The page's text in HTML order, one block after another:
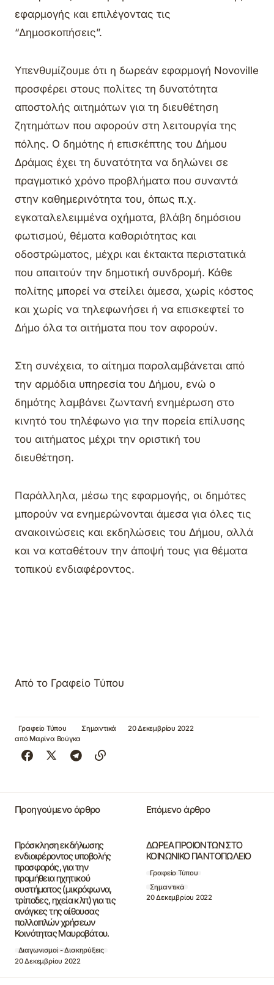
εφαρμογής και επιλέγοντας τις
“Δημοσκοπήσεις”.
Υπενθυμίζουμε ότι η δωρεάν εφαρμογή Novoville
προσφέρει στους πολίτες τη δυνατότητα
αποστολής αιτημάτων για τη διευθέτηση
ζητημάτων που αφορούν στη λειτουργία της
πόλης. Ο δημότης ή επισκέπτης του Δήμου
Δράμας έχει τη δυνατότητα να δηλώνει σε
πραγματικό χρόνο προβλήματα που συναντά
στην καθημερινότητα του, όπως π.χ.
εγκαταλελειμμένα οχήματα, βλάβη δημόσιου
φωτισμού, θέματα καθαριότητας και
οδοστρώματος, μέχρι και έκτακτα περιστατικά
που απαιτούν την δημοτική συνδρομή. Κάθε
πολίτης μπορεί να στείλει άμεσα, χωρίς κόστος
και χωρίς να τηλεφωνήσει ή να επισκεφτεί το
Δήμο όλα τα αιτήματα που τον αφορούν.
Στη συνέχεια, το αίτημα παραλαμβάνεται από
την αρμόδια υπηρεσία του Δήμου, ενώ ο
δημότης λαμβάνει ζωντανή ενημέρωση στο
κινητό του τηλέφωνο για την πορεία επίλυσης
του αιτήματος μέχρι την οριστική του
διευθέτηση.
Παράλληλα, μέσω της εφαρμογής, οι δημότες
μπορούν να ενημερώνονται άμεσα για όλες τις
ανακοινώσεις και εκδηλώσεις του Δήμου, αλλά
και να καταθέτουν την άποψή τους για θέματα
τοπικού ενδιαφέροντος.
Από το Γραφείο Τύπου
Γραφείο Τύπου Σημαντικά
20 Δεκεμβρίου 2022
από Μαρίνα Βούγκα
Προηγούμενο άρθρο
Πρόσκληση εκδήλωσης
ενδιαφέροντος υποβολής
προσφοράς, για την
προμήθεια ηχητικού
συστήματος (μικρόφωνα,
τρίποδες, ηχεία κλπ) για τις
ανάγκες της αίθουσας
πολλαπλών χρήσεων
Κοινότητας Μαυροβάτου.
Διαγωνισμοί - Διακηρύξεις
20 Δεκεμβρίου 2022
Επόμενο άρθρο
ΔΩΡΕΑ ΠΡΟΙΟΝΤΩΝ ΣΤΟ
ΚΟΙΝΩΝΙΚΟ ΠΑΝΤΟΠΩΛΕΙΟ
Γραφείο Τύπου
Σημαντικά
20 Δεκεμβρίου 2022